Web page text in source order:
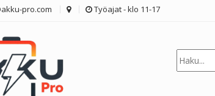
pro.com Työajat - klo 11-17
Etsi